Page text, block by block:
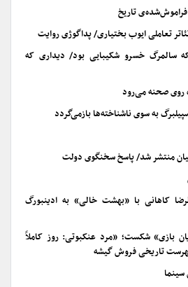
فراموش‌شده‌ی تاریخ
تعاملی ایوب بختیاری/ پداگوژی روایت
۲۸ تیری که سالمرگ خسرو شکیبایی بود/ دیداری که
روی صحنه می‌رود
به سوی ناشناخته‌ها بازمی‌گردد
منتشر شد/ پاسخ سخنگوی دولت
کاهانی با «بهشت خالی» به ادینبورگ
بازی» شکست؛ «مرد عنکبوتی: روز کاملاً
تاریخی فروش گیشه
سینما